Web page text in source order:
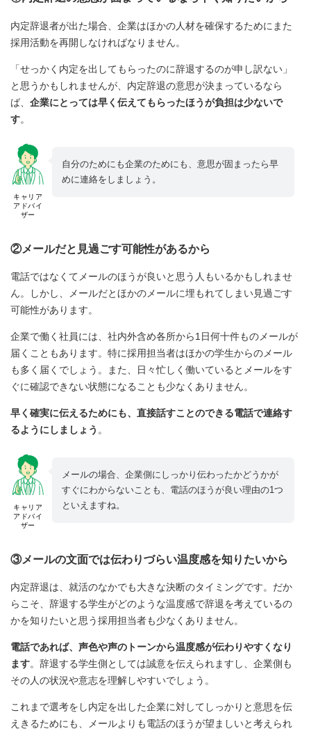
内定辞退者が出た場合、企業はほかの人材を確保するためにまた
採用活動を再開しなければなりません。
「せっかく内定を出してもらったのに辞退するのが申し訳ない」
と思うかもしれませんが、内定辞退の意思が決まっているなら
ば、 企業にとっては早く伝えてもらったほうが負担は少ないで
す。
キャリア
アドバイ
ザー
自分のためにも企業のためにも、意思が固まったら早
めに連絡をしましょう。
②メールだと見過ごす可能性があるから
電話ではなくてメールのほうが良いと思う人もいるかもしれませ
ん。しかし、メールだとほかのメールに埋もれてしまい見過ごす
可能性があります。
企業で働く社員には、社内外含め各所から1日何十件ものメールが
届くこともあります。特に採用担当者はほかの学生からのメール
も多く届くでしょう。また、日々忙しく働いているとメールをす
ぐに確認できない状態になることも少なくありません。
早く確実に伝えるためにも、直接話すことのできる電話で連絡す
るようにしましょう 。
キャリア
アドバイ
ザー
メールの場合、企業側にしっかり伝わったかどうかが
すぐにわからないことも、電話のほうが良い理由の1つ
といえますね。
③メールの文面では伝わりづらい温度感を知りたいから
内定辞退は、就活のなかでも大きな決断のタイミングです。だか
らこそ、辞退する学生がどのような温度感で辞退を考えているの
かを知りたいと思う採用担当者も少なくありません。
電話であれば、声色や声のトーンから温度感が伝わりやすくなり
ます。辞退する学生側としては誠意を伝えられますし、企業側も
その人の状況や意志を理解しやすいでしょう。
これまで選考をし内定を出した企業に対してしっかりと意思を伝
えきるためにも、メールよりも電話のほうが望ましいと考えられ